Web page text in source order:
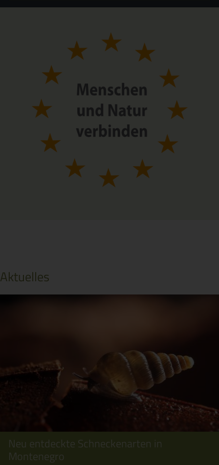
Aktuelles
Neu entdeckte Schneckenarten in
Montenegro